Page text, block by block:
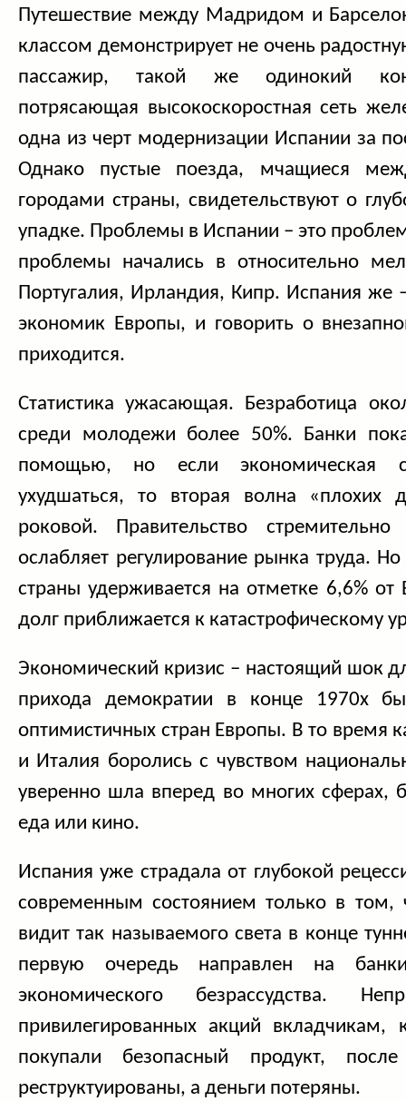
Путешествие между Мадридом и
классом демонстрирует не очень
пассажир, такой же одинокий
потрясающая высокоскоростная сеть
одна из черт модернизации Испании за
Однако пустые поезда, мчащиеся
городами страны, свидетельствуют о
упадке. Проблемы в Испании – это
проблемы начались в относительно
Португалия, Ирландия, Кипр. Испания же
экономик Европы, и говорить о
приходится.
Статистика ужасающая. Безработица
среди молодежи более 50%. Банки
помощью, но если экономическая
ухудшаться, то вторая волна «плохих
роковой. Правительство
ослабляет регулирование рынка труда.
страны удерживается на отметке 6,6%
долг приближается к катастрофическому
Экономический кризис – настоящий шок
прихода демократии в конце 1970х
оптимистичных стран Европы. В то время
и Италия боролись с чувством
уверенно шла вперед во многих сферах,
еда или кино.
Испания уже страдала от глубокой
современным состоянием только в том,
видит так называемого света в конце
первую очередь направлен на
экономического безрассудства.
привилегированных акций вкладчикам,
покупали безопасный продукт,
реструктуированы, а деньги потеряны.